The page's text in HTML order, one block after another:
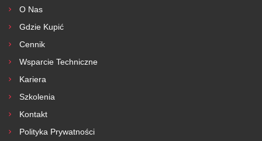
O Nas
Gdzie Kupić
Cennik
Wsparcie Techniczne
Kariera
Szkolenia
Kontakt
Polityka Prywatności